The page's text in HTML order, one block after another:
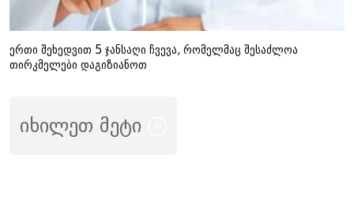
ერთი შეხედვით 5 ჯანსაღი ჩვევა, რომელმაც შესაძლოა
თირკმელები დაგიზიანოთ
იხილეთ მეტი